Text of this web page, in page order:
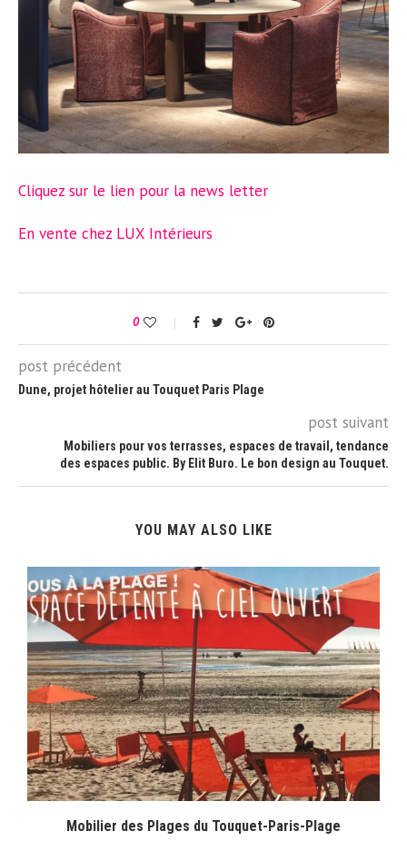
Cliquez sur le lien pour la news letter
En vente chez LUX Intérieurs
0
post précédent
Dune, projet hôtelier au Touquet Paris Plage
post suivant
Mobiliers pour vos terrasses, espaces de travail, tendance
des espaces public. By Elit Buro. Le bon design au Touquet.
YOU MAY ALSO LIKE
Mobilier des Plages du Touquet-Paris-Plage